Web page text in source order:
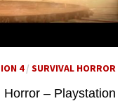
4/ SURVIVAL HORROR
– Playstation